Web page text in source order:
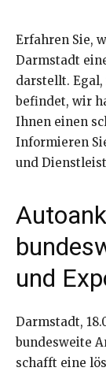
Erfahren Sie,
Darmstadt
darstellt.
befindet, wir
Ihnen einen
Informieren
und
und
Darmstadt,
bundesweite
schafft eine